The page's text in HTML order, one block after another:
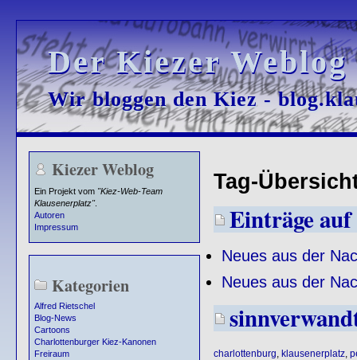
Der Kiezer
Der Kiezer
Wir bloggen den Kiez -
Wir bloggen den Kiez -
Kiezer Weblog
Ein Projekt vom "Kiez-Web-Team
Klausenerplatz".
Autoren
Impressum
Kategorien
Alfred Rietschel
Blog-News
Cartoons
Charlottenburger Kiez-Kanonen
Freiraum
Tag-
Einträge
Neues aus der
Neues aus der
charlottenburg klausenerplatz,